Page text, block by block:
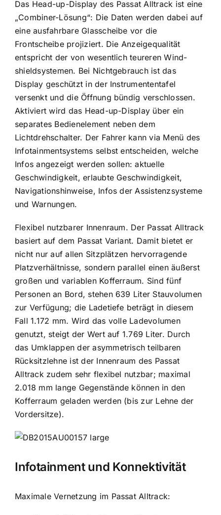
Das Head-up-Display des Passat Alltrack ist eine
„Combiner-Lösung“: Die Daten werden dabei auf
eine ausfahrbare Glasscheibe vor die
Frontscheibe projiziert. Die Anzeigequalität
entspricht der von wesentlich teureren Wind-
shieldsystemen. Bei Nichtgebrauch ist das
Display geschützt in der Instrumententafel
versenkt und die Öffnung bündig verschlossen.
Aktiviert wird das Head-up-Display über ein
separates Bedienelement neben dem
Lichtdrehschalter. Der Fahrer kann via Menü des
Infotainmentsystems selbst entscheiden, welche
Infos angezeigt werden sollen: aktuelle
Geschwindigkeit, erlaubte Geschwindigkeit,
Navigationshinweise, Infos der Assistenzsysteme
und Warnungen.
Flexibel nutzbarer Innenraum. Der Passat Alltrack
basiert auf dem Passat Variant. Damit bietet er
nicht nur auf allen Sitzplätzen hervorragende
Platzverhältnisse, sondern parallel einen äußerst
großen und variablen Kofferraum. Sind fünf
Personen an Bord, stehen 639 Liter Stauvolumen
zur Verfügung; die Ladetiefe beträgt in diesem
Fall 1.172 mm. Wird das volle Ladevolumen
genutzt, steigt der Wert auf 1.769 Liter. Durch
das Umklappen der asymmetrisch teilbaren
Rücksitzlehne ist der Innenraum des Passat
Alltrack zudem sehr flexibel nutzbar; maximal
2.018 mm lange Gegenstände können in den
Kofferraum geladen werden (bis zur Lehne der
Vordersitze).
Infotainment und Konnektivität
Maximale Vernetzung im Passat Alltrack: